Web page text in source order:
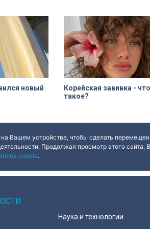
Done
выполнить
Как
пример
и почему
новый
Корейская завивка -
такое?
Вашем устройстве, чтобы сделать
Продолжая просмотр этого
cookie.
Наука и технологии